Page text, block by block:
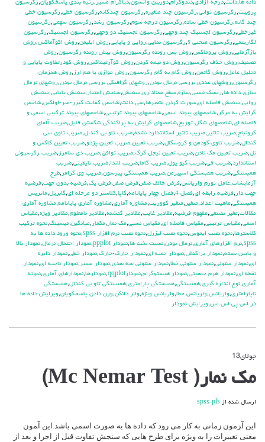
داده ها,دانت,درجه آزادي,دندوگرام,دوربين واتسون,دياگرام مسير ,رتبه بندي پاسخگويان,رگرسيون
پروبيت,رگرسيون تواني,رگرسيون چند متغيره,رگرسيون چندگانه,رگرسيون خطي,رگرسيون خطي
چند گانه,رگرسيون خطي ساده,رگرسيون درجه سوم,رگرسيون رشد,رگرسيون سهمي,رگرسيون
غيرخطي,رگرسيون لجستيك چند وجهي,رگرسيون لجستيك دو وجهي,رگرسيون لجستيک,رگرسيون
لگاريتمي,رگرسيون منحني s ,رگرسيون نمايي,روايي و پايايي,روش ابليمن,روش اكوآماكس,روش
بازآزمايي,روش پروماكس,روش پس رونده رگرسيون,روش پيش رونده رگرسيون,روش
تصنيف,روش حذف رگرسيون,روش دو نيمه كردن,روش كوآرتيماكس,روش كودرتفاوت پايايي و
تحليل عامل,روش گاتمن,روش گام به گام رگرسيون,روش موازي يا هم ارز ,روش همزمان
رگرسيون,روشهاي عددي بررسي نرمال بودن,روشهاي گرافيكي بررسي نرمال بودن,روشهاي نرمال
سازي داده ها,ريسك نسبي,سازه,سطح معناداري,سنجش,سنجش اعتبار ,سنجش پايايي,سنجش
روايي,سنجش فاصله اي,سورت كردن متغيرها,سي دانت,شاخص كفايت كيزر-مير-اولكين,شاخص
گرايش به مركز ,شاخصهاي پيوند اسمي,شاخصهاي پيوند ترتيبي,شاخصهاي پيوند تركيبي اسمي و
فاصله اي,شاخصهاي شكل توزيع,شاخصهاي گرايش به پراكندگي,شكستن فايل,ضريب آلفاي
کرونباخ,ضريب تاثير ,ضريب تاثير استانتدارد نشده,ضريب تاو بي كندال,ضريب تاوي سي
كندال,ضريب تاوي گودمن و كروسكال,ضريب تعيين,ضريب تعيين پژدو,ضريب تعيين كاكس و
نل,ضريب تعيين مك نادن,ضريب تعيين نيجل كرك,ضريب توافق,ضريب دي سامرز ,ضريب رگرسيوني
استاندارد,ضريب في,ضريب كيو يول,ضريب گاما,ضريب لاندا,ضريب نايقيني,ضريب
همبستگي,ضريب همبستگي اسپيرمن,ضريب همبستگي پيرسون,ضريب وي كرامر ,طرح
آزمايشات,عامل تورم واريانس,فرض خالف صفر ,فرض صفر ,فرض يك,فرضيه بدون جهت,فرضيه
جهت دار ,فرضيه رابطه اي,فصل 4 ,فصل چهار پايانامه,كاپا,كلاستر دو مرحله اي,گابريل,ماتريس
همبستگي,ماهيت اعداد,متغير ,متغير كووريت,مشاوره آماري,مشاوره آماري پايانامه,مشاوره آماري
مقالات,مغير تصنعي,مفهوم فرضيه,مقادير غايب,مقادير گمشده,مقادير نامعلوم,مقادير ويژه,مقياس
اسمي,مقياس ترتيبي,مقياس فاصله اي,مقياس نسبي,مك نمار ,مكمار ,ميانگين,ميسينگ,نحوه تركيب
كلاسترها,نحوه نصب ايموس,نحوه نصب ليزرل,نحوه نصب نرم افزار spss ,نحوه ورود داده ها به
spss
,نرم افزارهاي آماري,نرمال بودن,نسبت بخت ها,نمودار ppplot ,نمودار احتمال نرمال,نمودار بالا
و پايين بسته,نمودار پراكنش,نمودار جعبه اي,نمودار چارك-چارك,نمودار خطي,نمودار دايره
اي,نمودار ستوني,نمودار ستوني خطا,نمودار ستوني سه بعدي,نمودار مسير ,نمودار ناحيه اي,نمودار
نقطه اي,نمودار هرم جمعيتي,نمودار هيستوگرام,نمودارqqplot ,نمودارها,نمودارهاي آماري,نمونه
آماري,نوع اندازه گيري,همبستگي,همبستگي پارامتري,همبستگي تاو بي کندال,همبستگي
ناپارامتري,واريانس,واريانس خطا,واريانس ويژه,والر دانكن,وزن دادن پاسخگويان,ويرايش داده ها
در اس پي اس اس,ويرايش نمودار
جولای13
مک
نمار(
Nemar
مک نمار( Mc Nemar Test)
ارسال شده از spss-pls
این آ‍زمون زمانی به کار می رود که داده ها به صورت اسمی باشد.این آ‍مون
معنی تغییرات را به ویژه برای طرح هایی که سنجش تفاوت قبل از اجرا و بعد از